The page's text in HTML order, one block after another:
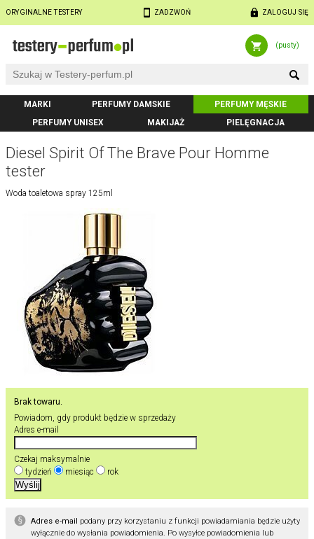
ORYGINALNE TESTERY ZADZWOŃ ZALOGUJ SIĘ
(pusty)
MARKI PERFUMY DAMSKIE
PERFUMY MĘSKIE
PERFUMY UNISEX
MAKIJAŻ PIELĘGNACJA
Diesel Spirit Of The Brave Pour Homme
tester
Woda toaletowa spray 125ml
Brak towaru.
Powiadom, gdy produkt będzie w sprzedaży
Adres e-mail
Czekaj maksymalnie
tydzień
miesiąc rok
Adres e-mail
podany przy korzystaniu z funkcji powiadamiania będzie użyty
wyłącznie do wysłania powiadomienia. Po wysyłce powiadomienia lub